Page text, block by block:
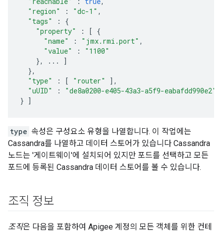
"region"
: "dc-1" ,
"tags"
:
{
"property"
: [ {
"name"
: "jmx.rmi.port" ,
"value"
:
"1100"
},
...
]
},
"type"
: [ "router"
],
"uUID"
:
"de8a0200-e405-43a3-a5f9-eabafdd990e2"
} ]
type 속성은 구성요소 유형을 나열합니다. 이 작업에는
Cassandra를 나열하고 데이터 스토어가 있습니다 Cassandra
노드는 '게이트웨이'에 설치되어 있지만 포드를 선택하고 모든
포드에 등록된 Cassandra 데이터 스토어를 볼 수 있습니다.
조직 정보
조직은 다음을 포함하여 Apigee 계정의 모든 객체를 위한 컨테